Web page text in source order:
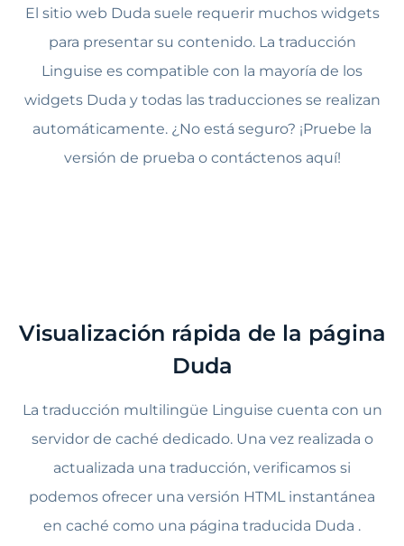
El sitio web Duda suele requerir muchos widgets
para presentar su contenido. La traducción
Linguise es compatible con la mayoría de los
widgets Duda y todas las traducciones se realizan
automáticamente. ¿No está seguro? ¡Pruebe la
versión de prueba o contáctenos aquí!
Visualización rápida de la página
Duda
La traducción multilingüe Linguise cuenta con un
servidor de caché dedicado. Una vez realizada o
actualizada una traducción, verificamos si
podemos ofrecer una versión HTML instantánea
en caché como una página traducida Duda .